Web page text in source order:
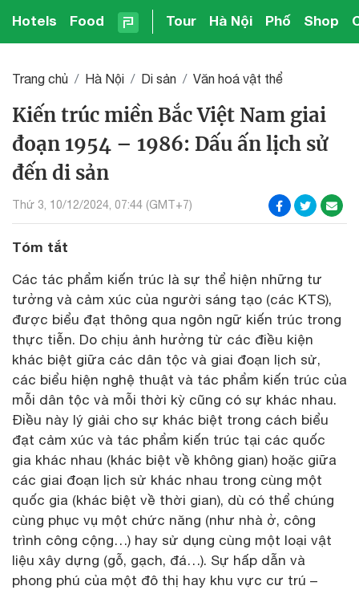
Hotels Food Tour Hà Nội Phố Shop
Trang chủ Hà Nội Di sản Văn hoá vật thể
Kiến trúc miền Bắc Việt Nam giai
đoạn 1954 – 1986: Dấu ấn lịch sử
đến di sản
Thứ 3, 10/12/2024, 07:44 (GMT+7)
Tóm tắt
Các tác phẩm kiến trúc là sự thể hiện những tư
tưởng và cảm xúc của người sáng tạo (các KTS),
được biểu đạt thông qua ngôn ngữ kiến trúc trong
thực tiễn. Do chịu ảnh hưởng từ các điều kiện
khác biệt giữa các dân tộc và giai đoạn lịch sử,
các biểu hiện nghệ thuật và tác phẩm kiến trúc của
mỗi dân tộc và mỗi thời kỳ cũng có sự khác nhau.
Điều này lý giải cho sự khác biệt trong cách biểu
đạt cảm xúc và tác phẩm kiến trúc tại các quốc
gia khác nhau (khác biệt về không gian) hoặc giữa
các giai đoạn lịch sử khác nhau trong cùng một
quốc gia (khác biệt về thời gian), dù có thể chúng
cùng phục vụ một chức năng (như nhà ở, công
trình công cộng…) hay sử dụng cùng một loại vật
liệu xây dựng (gỗ, gạch, đá…). Sự hấp dẫn và
phong phú của một đô thị hay khu vực cư trú –